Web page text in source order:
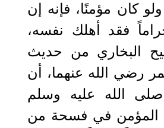
كان مؤمنًا، فإنه إن
فقد أهلك نفسه،
البخاري من حديث
رضي الله عنهما، أن
الله عليه وسلم
المؤمن في فسحة من